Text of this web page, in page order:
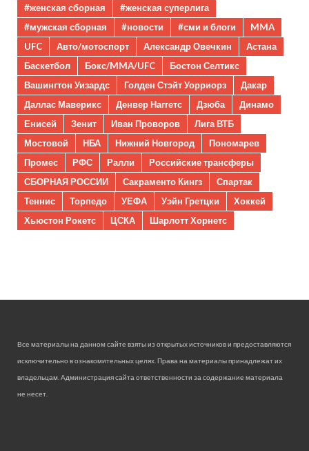
#женская сборная
#женская суперлига
#мужская сборная
#новости #сми и блоги
MMA
UFC
Авто/мотоспорт Александр Овечкин
Астана
Баскетбол
Бокс/MMA/UFC
Бостон Селтикс
Вашингтон Уизардс
Голден Стэйт Уорриорз
Дакар
Даллас Маверикс
Денвер Наггетс Дзюба
Динамо
Енисей
Зенит Иван Проворов
Лига ВТБ
Мостовой
НБА Нижний Новгород
Пономарев
Промес
РФС Ралли
Российские трансферы
СБОРНАЯ РОССИИ
Сакраменто Кингз
Спартак
Теннис
Торпедо УЕФА Уэйн Гретцки
Хоккей
Хьюстон Рокетс
ЦСКА Шарлотт Хорнетс
Все материалы на данном сайте взяты из открытых источников и предоставляются
исключительно в ознакомительных целях. Права на материалы принадлежат их
владельцам. Администрация сайта ответственности за содержание материала
не несет.